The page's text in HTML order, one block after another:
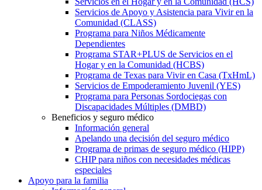
Servicios de Apoyo y Asistencia para Vivir en la
Comunidad (CLASS)
Programa para Niños Médicamente
Dependientes
Programa STAR+PLUS de Servicios en el
Hogar y en la Comunidad (HCBS)
Programa de Texas para Vivir en Casa (TxHmL)
Servicios de Empoderamiento Juvenil (YES)
Programa para Personas Sordociegas con
Discapacidades Múltiples (DMBD)
Beneficios y seguro médico
Información general
Apelando una decisión del seguro médico
Programa de primas de seguro médico (HIPP)
CHIP para niños con necesidades médicas
especiales
Apoyo para la familia